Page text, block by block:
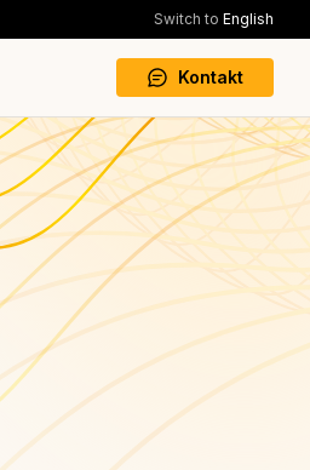
Switch to English
Kontakt